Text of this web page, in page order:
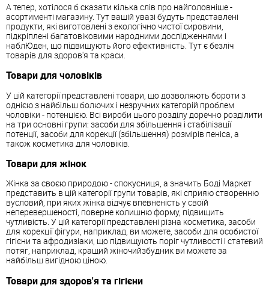
А тепер, хотілося б сказати кілька слів про найголовніше -
асортименті магазину. Тут вашій увазі будуть представлені
продукти, які виготовлені з екологічно чистої сировини,
підкріплені багатовіковими народними дослідженнями і
наблЮден, що підвищують його ефективність. Тут є безліч
товарів для здоров'я та краси.
Товари для чоловіків
У цій категорії представлені товари, що дозволяють бороти з
однією з найбільш болючих і незручних категорій проблем
чоловіки - потенцією. Всі вироби цього розділу доречно розділити
на три основні групи: засоби для збільшення і стабілізації
потенції, засоби для корекції (збільшення) розмірів пеніса, а
також косметика для чоловіків.
Товари для жінок
Жінка за своєю природою - спокусниця, а значить Боді Маркет
представить в цій категорії групи товарів, які сприяю створенню
вусловий, при яких жінка відчує впевненість у своїй
неперевершеності, поверне колишню форму, підвищить
чутливість. У цій категорії представлені різна косметика, засоби
для корекції фігури, наприклад, ви можете, засоби для особистої
гігієни та афродизіаки, що підвищують поріг чутливості і статевий
потяг, наприклад, кращий жіночийзбудник ви можете за
найбільш вигідною ціною.
Товари для здоров'я та гігієни